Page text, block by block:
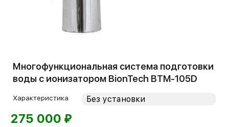
Многофункциональная система подготовки
воды с ионизатором BionTech BTM-105D
Характеристика
275 000 ⃏